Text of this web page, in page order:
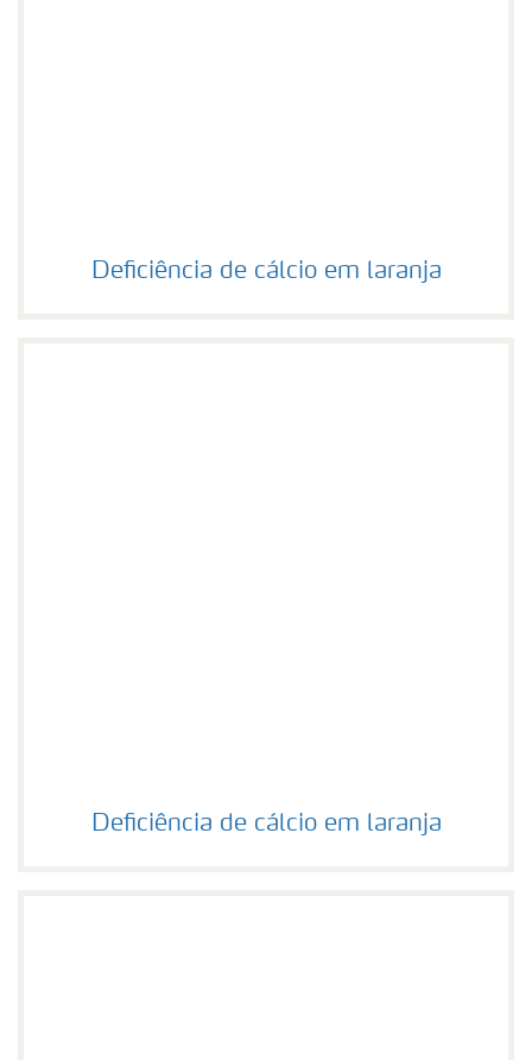
Deficiência de cálcio em laranja
Deficiência de cálcio em laranja
Deficiência de cálcio em laranja
Deficiência de cálcio em laranja